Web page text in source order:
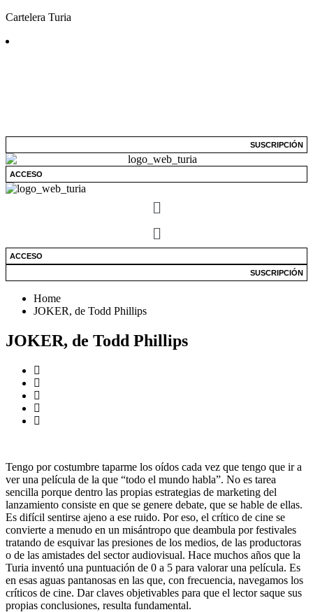
Cartelera Turia
SUSCRIPCIÓN
ACCESO
Menú
ACCESO
SUSCRIPCIÓN
Home
JOKER, de Todd Phillips
JOKER, de Todd Phillips
Tengo por costumbre taparme los oídos cada vez que tengo que ir a
ver una película de la que “todo el mundo habla”. No es tarea
sencilla porque dentro las propias estrategias de marketing del
lanzamiento consiste en que se genere debate, que se hable de ellas.
Es difícil sentirse ajeno a ese ruido. Por eso, el crítico de cine se
convierte a menudo en un misántropo que deambula por festivales
tratando de esquivar las presiones de los medios, de las productoras
o de las amistades del sector audiovisual. Hace muchos años que la
Turia inventó una puntuación de 0 a 5 para valorar una película. Es
en esas aguas pantanosas en las que, con frecuencia, navegamos los
críticos de cine. Dar claves objetivables para que el lector saque sus
propias conclusiones, resulta fundamental.